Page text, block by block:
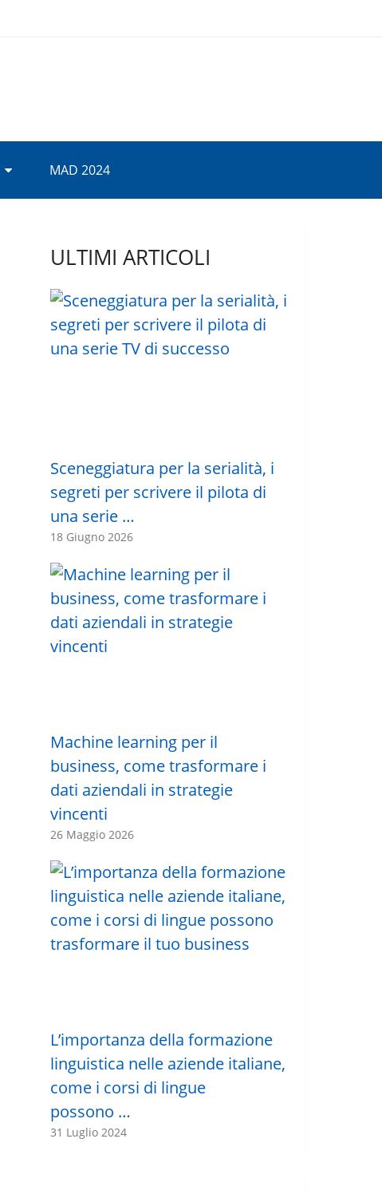
MAD 2024
ULTIMI ARTICOLI
Sceneggiatura per la serialità, i
segreti per scrivere il pilota di
una serie …
18 Giugno 2026
Machine learning per il
business, come trasformare i
dati aziendali in strategie
vincenti
26 Maggio 2026
L’importanza della formazione
linguistica nelle aziende italiane,
come i corsi di lingue
possono …
31 Luglio 2024